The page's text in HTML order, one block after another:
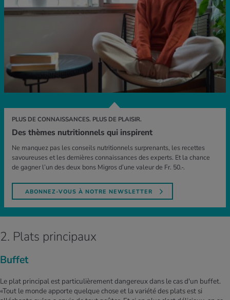
PLUS DE CONNAISSANCES. PLUS DE PLAISIR.
Des thèmes nutritionnels qui inspirent
Ne manquez pas les conseils nutritionnels surprenants, les recettes
savoureuses et les dernières connaissances des experts. Et la chance
de gagner l’un des deux bons Migros d’une valeur de Fr. 50.-.
ABONNEZ-VOUS À NOTRE NEWSLETTER
2. Plats principaux
Buffet
Le plat principal est particulièrement dangereux dans le cas d'un buffet.
«Tout le monde apporte quelque chose et la variété des plats est si